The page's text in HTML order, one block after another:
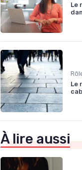
Le
Le
À lire aussi